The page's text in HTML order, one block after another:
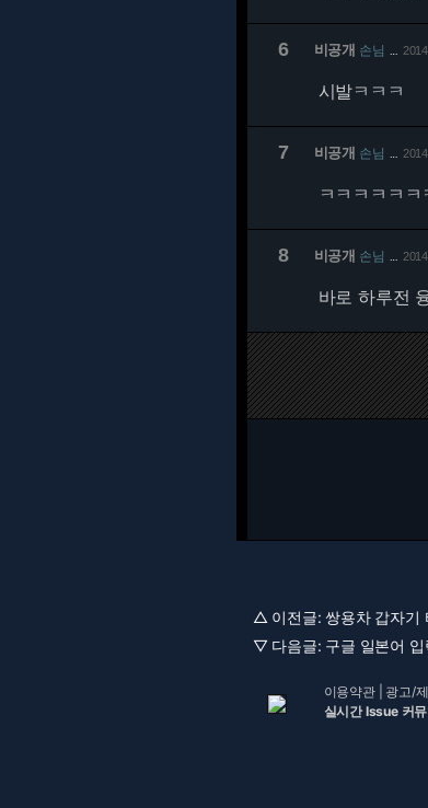
6 비공개 손님
시발ㅋㅋㅋ
7 비공개 손님
ㅋㅋㅋㅋㅋ
8 비공개 손님
바로 하루전
△ 이전글:쌍용차 갑자기
▽ 다음글: 구글 일본어
이용약관| 광고/
실시간 Issue 커